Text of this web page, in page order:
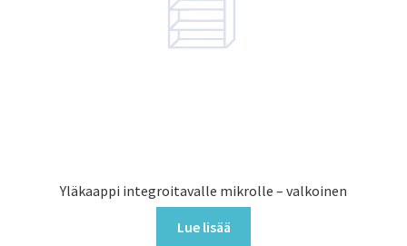
Yläkaappi integroitavalle mikrolle – valkoinen
Lue lisää